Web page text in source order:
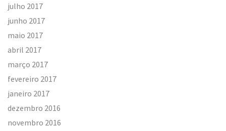
julho 2017
junho 2017
maio 2017
abril 2017
março 2017
fevereiro 2017
janeiro 2017
dezembro 2016
novembro 2016